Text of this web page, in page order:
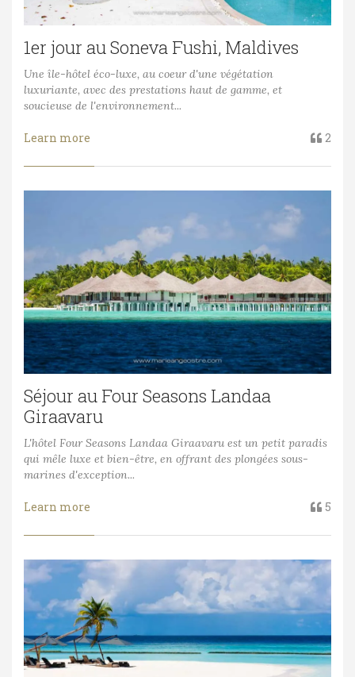
1er jour au Soneva Fushi, Maldives
Une île-hôtel éco-luxe, au coeur d'une végétation
luxuriante, avec des prestations haut de gamme, et
soucieuse de l'environnement...
Learn more 2
Séjour au Four Seasons Landaa
Giraavaru
L'hôtel Four Seasons Landaa Giraavaru est un petit paradis
qui mêle luxe et bien-être, en offrant des plongées sous-
marines d'exception...
Learn more 5